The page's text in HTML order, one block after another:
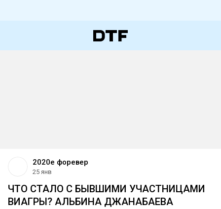
2020е форевер
25 янв
ЧТО СТАЛО С БЫВШИМИ УЧАСТНИЦАМИ
ВИАГРЫ? АЛЬБИНА ДЖАНАБАЕВА